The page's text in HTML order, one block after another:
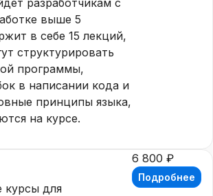
разработчикам с
выше 5
в себе 15 лекций,
структурировать
программы,
в написании кода и
принципы языка,
на курсе.
для
6 800 ₽
Подробнее